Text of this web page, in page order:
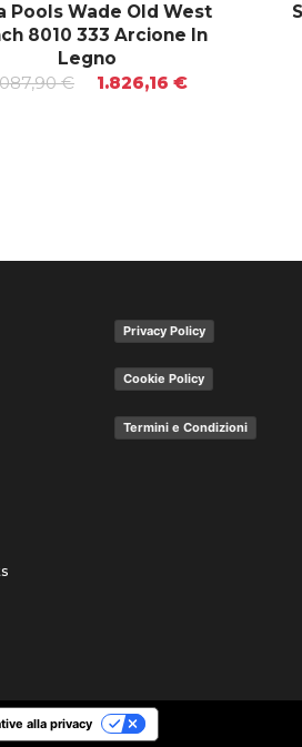
Pools Wade Old West
8010 333 Arcione In
Legno
€
1.826,16 €
Privacy Policy
Cookie Policy
Termini e Condizioni
alla privacy